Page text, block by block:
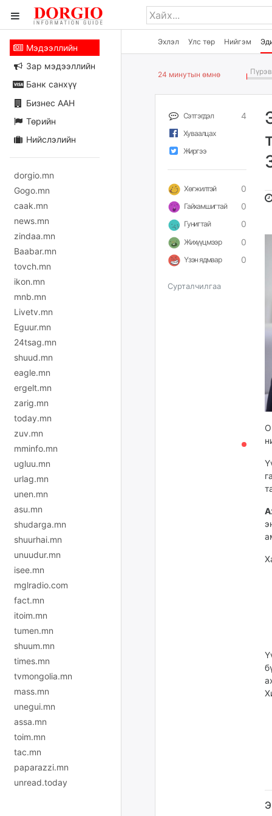
Эхлэл Улс төр Нийгэм
Мэдээллийн
Зар мэдээллийн
Банк санхүү
Бизнес ААН
Төрийн
Нийслэлийн
dorgio.mn
Gogo.mn
caak.mn
news.mn
zindaa.mn
Baabar.mn
tovch.mn
ikon.mn
mnb.mn
Livetv.mn
Eguur.mn
24tsag.mn
shuud.mn
eagle.mn
ergelt.mn
zarig.mn
today.mn
zuv.mn
mminfo.mn
ugluu.mn
urlag.mn
unen.mn
asu.mn
shudarga.mn
shuurhai.mn
unuudur.mn
isee.mn
mglradio.com
fact.mn
itoim.mn
tumen.mn
shuum.mn
times.mn
tvmongolia.mn
mass.mn
unegui.mn
assa.mn
toim.mn
tac.mn
paparazzi.mn
unread.today
24 минутын өмнө Пүрэв
Сэтгэгдэл 4
Хуваалцах
Жиргээ
Хөгжилтэй 0
Гайхамшигтай 0
Гунигтай 0
Жихүүцмээр 0
Үзэн ядмаар 0
Сурталчилгаа